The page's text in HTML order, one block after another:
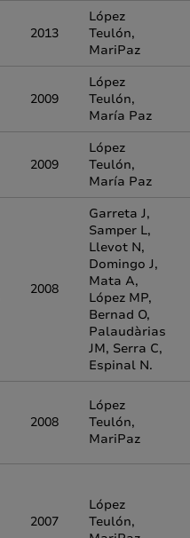
2013
López
Teulón,
MariPaz
2009
López
Teulón,
María Paz
2009
López
Teulón,
María Paz
2008
Garreta J,
Samper L,
Llevot N,
Domingo J,
Mata A,
López MP,
Bernad O,
Palaudàrias
JM, Serra C,
Espinal N.
2008
López
Teulón,
MariPaz
2007
López
Teulón,